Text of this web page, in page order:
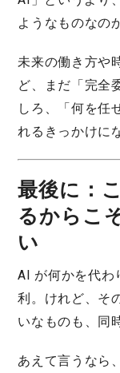
ようなものなの
未来の働き方や
ど、まだ「完全
しろ、「何を任
れるきっかけに
最後に：
るからこ
い
AI が何かを代わ
利。けれど、そ
いなものも、同
あえて言うなら